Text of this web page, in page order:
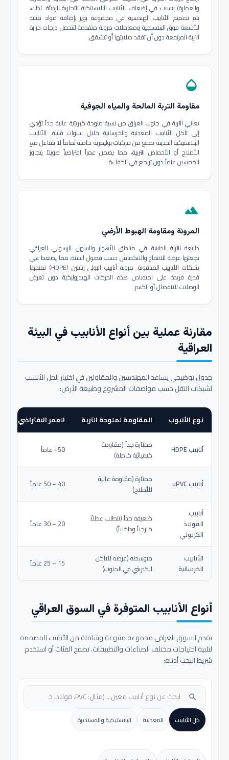
والعمارة) يتسبب في إضعاف الأنابيب البلاستيكية التجارية الرديئة. لذلك،
يتم تصميم الأنابيب الهندسية في مجموعة بوير بإضافة مواد مثبتة
للأشعة فوق البنفسجية ومعاملات مرونة متقدمة لتتحمل درجات حرارة
التربة المرتفعة دون أن تفقد صلابتها أو تتشقق.
opacity
مقاومة التربة المالحة والمياه الجوفية
تعاني التربة في جنوب العراق من نسبة ملوحة كبريتية عالية جداً تؤدي
إلى تآكل الأنابيب المعدنية والخرسانية خلال سنوات قليلة. الأنابيب
البلاستيكية الحديثة تصنع من مركبات بوليمرية خاملة تماماً لا تتفاعل مع
الأملاح أو الأحماض التربية، مما يضمن عمراً افتراضياً طويلاً يتجاوز
الخمسين عاماً دون تراجع في الكفاءة.
terrain
المرونة ومقاومة الهبوط الأرضي
طبيعة التربة الطينية في مناطق الأهوار والسهل الرسوبي العراقي
تجعلها عرضة للانتفاخ والانكماش حسب فصول السنة، مما يضغط على
شبكات الأنابيب المدفونة. مرونة أنابيب البولي إيثيلين (HDPE) تمنحها
قدرة فريدة على امتصاص هذه الحركات الهيدروليكية دون تعرض
الوصلات للانفصال أو الكسر.
مقارنة عملية بين أنواع الأنابيب في البيئة
العراقية
جدول توضيحي يساعد المهندسين والمقاولين في اختيار الحل الأنسب
لشبكات النقل حسب مواصفات المشروع وطبيعة الأرض:
نوع الأنبوب المقاومة لملوحة التربة العمر الافتراضي
أنابيب HDPE
ممتازة جداً (مقاومة
كيميائية كاملة)
50+ عاماً
أنابيب uPVC
ممتازة (مقاومة عالية
للأملاح)
40 – 50 عاماً
أنابيب
الفولاذ
الكربوني
ضعيفة جداً (تتطلب عطلاً
خارجياً وداخلياً)
20 – 30 عاماً
الأنابيب
الخرسانية
متوسطة (عرضة للتآكل
الكبريتي في الجنوب)
15 – 25 عاماً
أنواع الأنابيب المتوفرة في السوق العراقي
يقدم السوق العراقي مجموعة متنوعة وشاملة من الأنابيب المصممة
لتلبية احتياجات مختلف الصناعات والتطبيقات. تصفح الفئات أو استخدم
شريط البحث أدناه:
search
كل الأنابيب المعدنية البلاستيكية والمستديرة